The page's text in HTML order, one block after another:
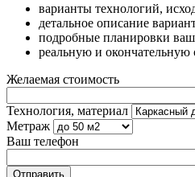
варианты технологий,
детальное описание
подробные планировки
реальную и окончательную
Желаемая стоимость
Технология, материал
Метраж
Ваш телефон